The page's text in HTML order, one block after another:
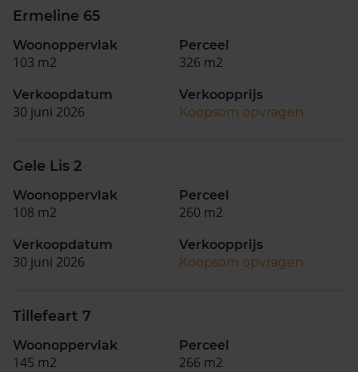
Ermeline 65
Woonoppervlak
103 m2
Perceel
326 m2
Verkoopdatum
30 juni 2026
Verkoopprijs
Koopsom opvragen
Gele Lis 2
Woonoppervlak
108 m2
Perceel
260 m2
Verkoopdatum
30 juni 2026
Verkoopprijs
Koopsom opvragen
Tillefeart 7
Woonoppervlak
145 m2
Perceel
266 m2